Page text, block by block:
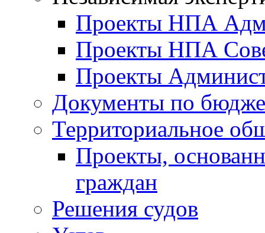
Проекты НПА
Проекты НПА
Проекты
Документы по
Территориальное
Проекты,
граждан
Решения судов